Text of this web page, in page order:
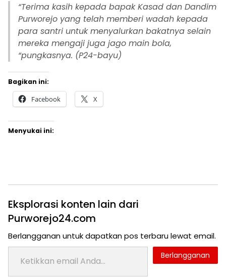
“Terima kasih kepada bapak Kasad dan Dandim
Purworejo yang telah memberi wadah kepada
para santri untuk menyalurkan bakatnya selain
mereka mengaji juga jago main bola,
“pungkasnya. (P24-bayu)
Bagikan ini:
Facebook X
Menyukai ini:
Eksplorasi konten lain dari
Purworejo24.com
Berlangganan untuk dapatkan pos terbaru lewat email.
Ketikkan email Anda...
Berlangganan